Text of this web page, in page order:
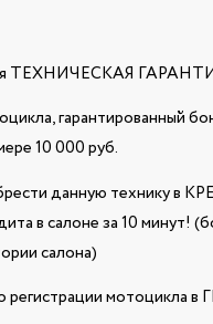
ТЕХНИЧЕСКАЯ
гарантированный
10 000 руб.
данную технику в
в салоне за 10 минут!
салона)
регистрации мотоцикла